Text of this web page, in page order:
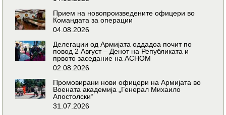
Прием на новопроизведените офицери во
Командата за операции
04.08.2026
Делегации од Армијата оддадоа почит по
повод 2 Август – Денот на Републиката и
првото заседание на АСНОМ
02.08.2026
Промовирани нови офицери на Армијата во
Воената академија „Генерал Михаило
Апостолски“
31.07.2026